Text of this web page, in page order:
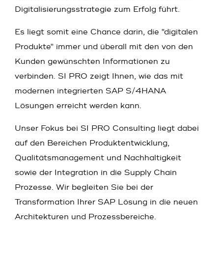
Digitalisierungsstrategie zum Erfolg führt.
Es liegt somit eine Chance darin, die "digitalen
Produkte" immer und überall mit den von den
Kunden gewünschten Informationen zu
verbinden. SI PRO zeigt Ihnen, wie das mit
modernen integrierten SAP S/4HANA
Lösungen erreicht werden kann.
Unser Fokus bei SI PRO Consulting liegt dabei
auf den Bereichen Produktentwicklung,
Qualitätsmanagement und Nachhaltigkeit
sowie der Integration in die Supply Chain
Prozesse. Wir begleiten Sie bei der
Transformation Ihrer SAP Lösung in die neuen
Architekturen und Prozessbereiche.